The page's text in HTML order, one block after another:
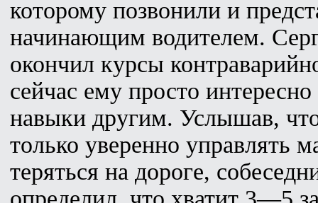
которому позвонили и
начинающим водителем.
окончил курсы
сейчас ему просто интересно
навыки другим. Услышав,
только уверенно управлять
теряться на дороге,